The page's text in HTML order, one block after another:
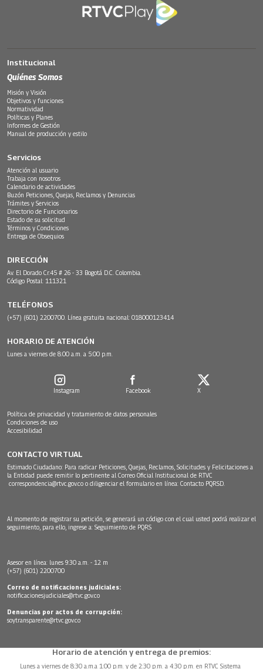
Institucional
Quiénes Somos
Misión y Visión
Objetivos y funciones
Normatividad
Políticas y Planes
Informes de Gestión
Manual de producción y estilo
Servicios
Atención al usuario
Trabaja con nosotros
Calendario de actividades
Buzón Peticiones, Quejas, Reclamos y Denuncias
Trámites y Servicios
Directorio de Funcionarios
Estado de su solicitud
Términos y Condiciones
Entrega de Obsequios
DIRECCIÓN
Av. El Dorado Cr.45 # 26 - 33 Bogotá D.C. Colombia.
Código Postal: 111321
TELÉFONOS
(+57) (601) 2200700. Línea gratuita nacional: 018000123414
HORARIO DE ATENCIÓN
Lunes a viernes de 8:00 a.m. a 5:00 p.m.
Instagram Facebook X
Política de privacidad y tratamiento de datos personales
Condiciones de uso
Accesibilidad
CONTACTO VIRTUAL
Estimado Ciudadano: Para radicar Peticiones, Quejas, Reclamos, Solicitudes y Felicitaciones a
la Entidad puede remitir lo pertinente al Correo Oficial Institucional de RTVC
correspondencia@rtvc.gov.co o diligenciar el formulario en línea: Contacto PQRSD.
Al momento de registrar su petición, se generará un código con el cual usted podrá realizar el
seguimiento, para ello, ingrese a: Seguimiento de PQRS
Asesor en línea: lunes 9:30 a.m. - 12 m
(+57) (601) 2200700
Correo de notificaciones judiciales:
notificacionesjudiciales@rtvc.gov.co
Denuncias por actos de corrupción:
soytransparente@rtvc.gov.co
Horario de atención y entrega de premios:
Lunes a viernes de 8:30 a.m.a 1:00 p.m. y de 2:30 p.m. a 4:30 p.m. en RTVC Sistema